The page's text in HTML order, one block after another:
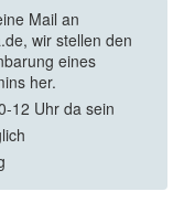
Mail an
wir stellen den
eines
her.
12 Uhr da sein